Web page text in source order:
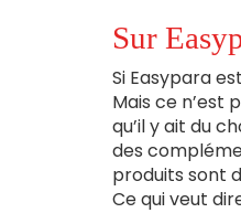
Sur
Si Easypara
Mais ce n’est
qu’il y ait du
des
produits sont
Ce qui veut